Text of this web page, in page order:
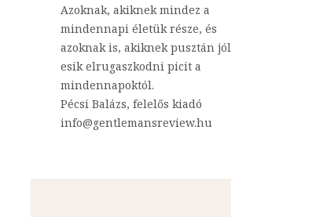
Azoknak, akiknek mindez a
mindennapi életük része, és
azoknak is, akiknek pusztán jól
esik elrugaszkodni picit a
mindennapoktól.
Pécsi Balázs, felelős kiadó
info@gentlemansreview.hu